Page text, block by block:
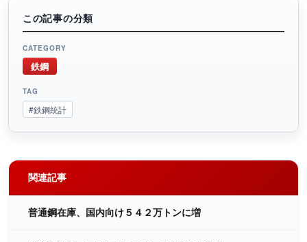
この記事の分類
CATEGORY
鉄鋼
TAG
#鉄鋼統計
関連記事
普通鋼在庫、国内向け５４２万トンに増